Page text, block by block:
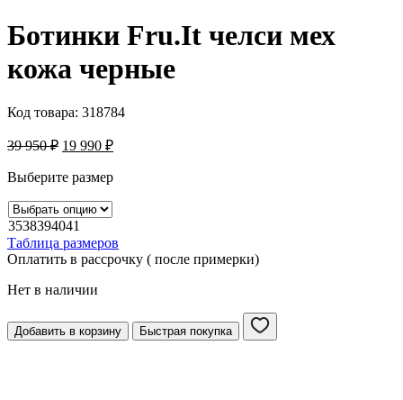
Ботинки Fru.It челси мех
кожа черные
Код товара: 318784
39 950₽ 19 990 ₽
Выберите размер
3538394041
Таблица размеров
Оплатить в рассрочку ( после примерки)
Нет в наличии
Добавить в корзину Быстрая покупка